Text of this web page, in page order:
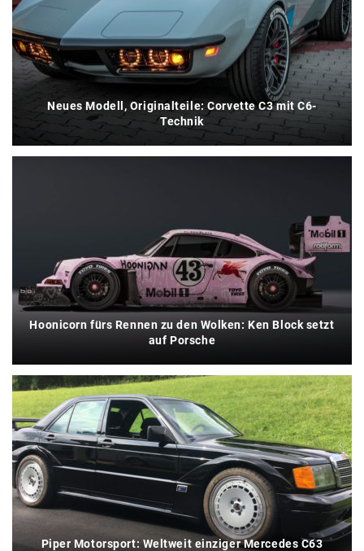
Neues Modell, Originalteile: Corvette C3 mit C6-
Technik
Hoonicorn fürs Rennen zu den Wolken: Ken Block setzt
auf Porsche
Piper Motorsport: Weltweit einziger Mercedes C63